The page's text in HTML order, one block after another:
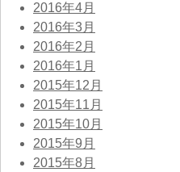
2016年4月
2016年3月
2016年2月
2016年1月
2015年12月
2015年11月
2015年10月
2015年9月
2015年8月